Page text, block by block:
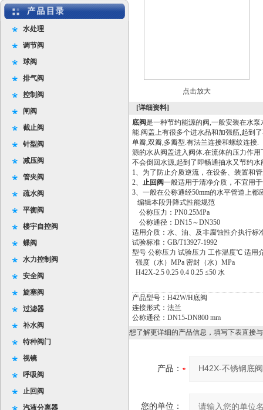
水处理
调节阀
球阀
排气阀
控制阀
闸阀
截止阀
针型阀
减压阀
管夹阀
疏水阀
平衡阀
楼宇自控阀
蝶阀
水力控制阀
安全阀
旋塞阀
过滤器
补水阀
特种阀门
视镜
呼吸阀
止回阀
汽液分离器
点击放大
[详细资料]
底阀是一种节约能源的阀,一般安装在水
能.阀盖上有很多个进水品和加强筋,起到
单瓣,双瓣,多瓣型.有法兰连接和螺纹
源的水从阀盖进入阀体.在流体的压力作
不会倒回水源,起到了即畅通抽水又节约
1、为了防止介质逆流，在设备、装置和
2、 止回阀一般适用于清净介质，不宜用
3、一般在公称通经50mm的水平管道上都
编辑本段升降式性能规范
公称压力：PN0.25MPa
公称通径：DN15～DN350
适用介质：水、油、及非腐蚀性介执行
试验标准：GB/T13927-1992
型号 公称压力 试验压力 工作温度℃ 适用
强度（水）MPa 密封（水）MPa
H42X-2.5 0.25 0.4 0.25 ≤50 水
产品型号：H42W/H底阀
连接形式：法兰
公称通径：DN15-DN800 mm
想了解更详细的产品信息，填写下表直接
产品：
您的单位：